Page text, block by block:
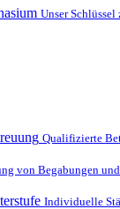
Unser Schlüssel
Qualifizierte
von Begabungen und
Individuelle